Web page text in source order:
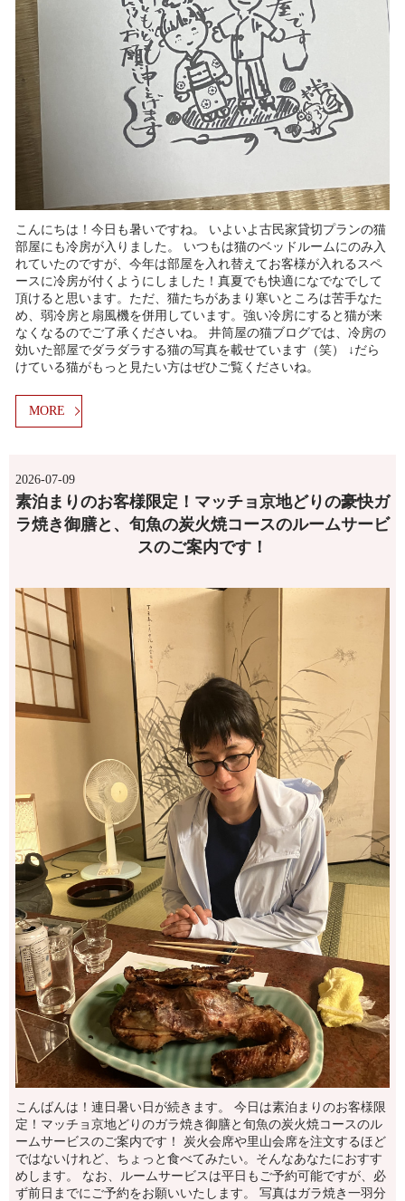
こんにちは！今日も暑いですね。 いよいよ古民家貸切プランの猫
部屋にも冷房が入りました。 いつもは猫のベッドルームにのみ入
れていたのですが、今年は部屋を入れ替えてお客様が入れるスペ
ースに冷房が付くようにしました！真夏でも快適になでなでして
頂けると思います。ただ、猫たちがあまり寒いところは苦手なた
め、弱冷房と扇風機を併用しています。強い冷房にすると猫が来
なくなるのでご了承くださいね。 井筒屋の猫ブログでは、冷房の
効いた部屋でダラダラする猫の写真を載せています（笑） ↓だら
けている猫がもっと見たい方はぜひご覧くださいね。
MORE
2026-07-09
素泊まりのお客様限定！マッチョ京地どりの豪快ガ
ラ焼き御膳と、旬魚の炭火焼コースのルームサービ
スのご案内です！
こんばんは！連日暑い日が続きます。 今日は素泊まりのお客様限
定！マッチョ京地どりのガラ焼き御膳と旬魚の炭火焼コースのル
ームサービスのご案内です！ 炭火会席や里山会席を注文するほど
ではないけれど、ちょっと食べてみたい。そんなあなたにおすす
めします。 なお、ルームサービスは平日もご予約可能ですが、必
ず前日までにご予約をお願いいたします。 写真はガラ焼き一羽分